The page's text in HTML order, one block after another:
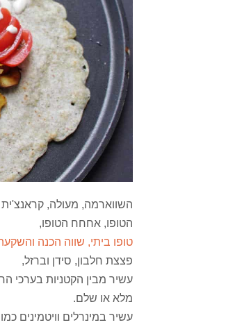
השווארמה, מעולה,
הטופו, אחחח הטופו,
טופו ביתי, שווה הכנה
פצצת חלבון, סידן וברזל,
עשיר מבין הקטניות בערכי
מלא או שלם.
עשיר במינרלים וויטמינים